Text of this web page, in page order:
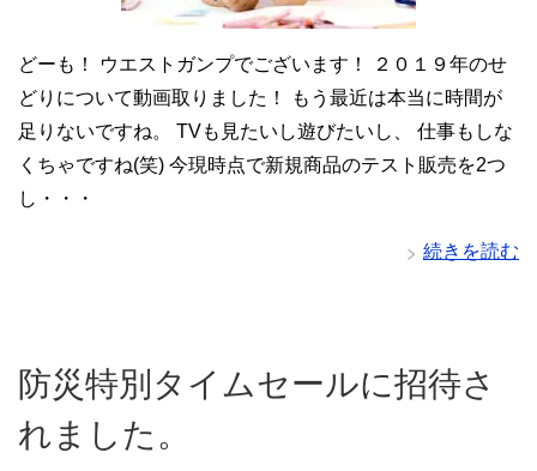
どーも！ ウエストガンプでございます！ ２０１９年のせ
どりについて動画取りました！ もう最近は本当に時間が
足りないですね。 TVも見たいし遊びたいし、 仕事もしな
くちゃですね(笑) 今現時点で新規商品のテスト販売を2つ
し・・・
続きを読む
防災特別タイムセールに招待さ
れました。